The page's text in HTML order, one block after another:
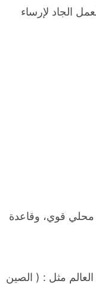
الجاد لإرساء
محلي قوي، وقاعدة
مثل : ( الصين